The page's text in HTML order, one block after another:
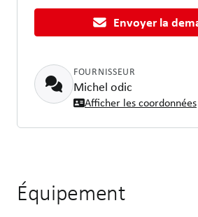
Envoyer la
FOURNISSEUR
Michel odic
Afficher les coordonnées
Équipement